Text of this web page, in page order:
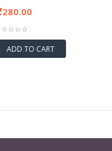
280.00
ADD TO CART